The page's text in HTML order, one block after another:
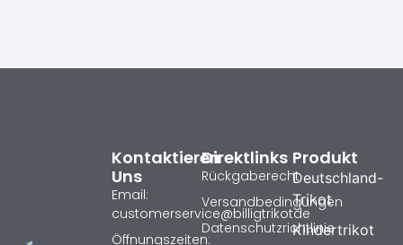
Produkt
Deutschland-
Trikot
Kindertrikot
Direktlinks
Rückgaberecht
Versandbedingungen
Datenschutzrichtlinie
Kontaktieren
Uns
Email:
customerservice@billigtrikotde
Öffnungszeiten: